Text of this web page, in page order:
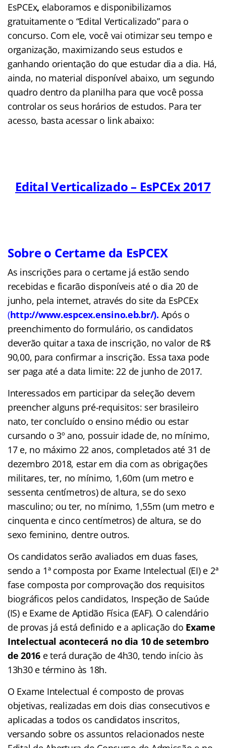
EsPCEx, elaboramos e disponibilizamos
gratuitamente o “Edital Verticalizado” para o
concurso. Com ele, você vai otimizar seu tempo e
organização, maximizando seus estudos e
ganhando orientação do que estudar dia a dia. Há,
ainda, no material disponível abaixo, um segundo
quadro dentro da planilha para que você possa
controlar os seus horários de estudos. Para ter
acesso, basta acessar o link abaixo:
Edital Verticalizado – EsPCEx 2017
Sobre o Certame da EsPCEX
As inscrições para o certame já estão sendo
recebidas e ficarão disponíveis até o dia 20 de
junho, pela internet, através do site da EsPCEx
(http://www.espcex.ensino.eb.br/). Após o
preenchimento do formulário, os candidatos
deverão quitar a taxa de inscrição, no valor de R$
90,00, para confirmar a inscrição. Essa taxa pode
ser paga até a data limite: 22 de junho de 2017.
Interessados em participar da seleção devem
preencher alguns pré-requisitos: ser brasileiro
nato, ter concluído o ensino médio ou estar
cursando o 3º ano, possuir idade de, no mínimo,
17 e, no máximo 22 anos, completados até 31 de
dezembro 2018, estar em dia com as obrigações
militares, ter, no mínimo, 1,60m (um metro e
sessenta centímetros) de altura, se do sexo
masculino; ou ter, no mínimo, 1,55m (um metro e
cinquenta e cinco centímetros) de altura, se do
sexo feminino, dentre outros.
Os candidatos serão avaliados em duas fases,
sendo a 1ª composta por Exame Intelectual (EI) e 2ª
fase composta por comprovação dos requisitos
biográficos pelos candidatos, Inspeção de Saúde
(IS) e Exame de Aptidão Física (EAF). O calendário
de provas já está definido e a aplicação do Exame
Intelectual acontecerá no dia 10 de setembro
de 2016 e terá duração de 4h30, tendo início às
13h30 e término às 18h.
O Exame Intelectual é composto de provas
objetivas, realizadas em dois dias consecutivos e
aplicadas a todos os candidatos inscritos,
versando sobre os assuntos relacionados neste